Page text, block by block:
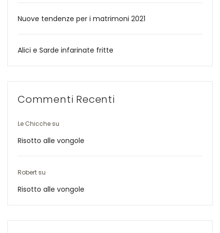
Nuove tendenze per i matrimoni 2021
Alici e Sarde infarinate fritte
Commenti Recenti
Le Chicche su
Risotto alle vongole
Robert su
Risotto alle vongole